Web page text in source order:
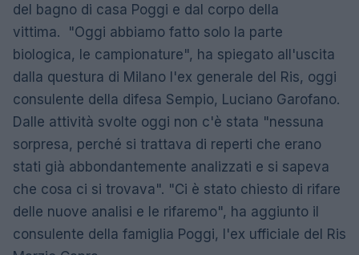
del bagno di casa Poggi e dal corpo della
vittima. "Oggi abbiamo fatto solo la parte
biologica, le campionature", ha spiegato all'uscita
dalla questura di Milano l'ex generale del Ris, oggi
consulente della difesa Sempio, Luciano Garofano.
Dalle attività svolte oggi non c'è stata "nessuna
sorpresa, perché si trattava di reperti che erano
stati già abbondantemente analizzati e si sapeva
che cosa ci si trovava". "Ci è stato chiesto di rifare
delle nuove analisi e le rifaremo", ha aggiunto il
consulente della famiglia Poggi, l'ex ufficiale del Ris